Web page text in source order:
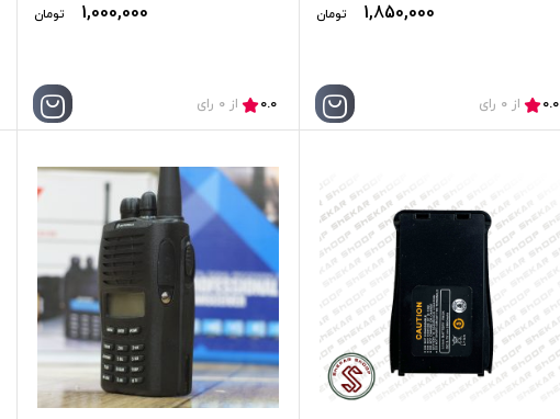
1,850,000 تومان
0.0 از 0 رای
1,000,000 تومان
0.0 از 0 رای